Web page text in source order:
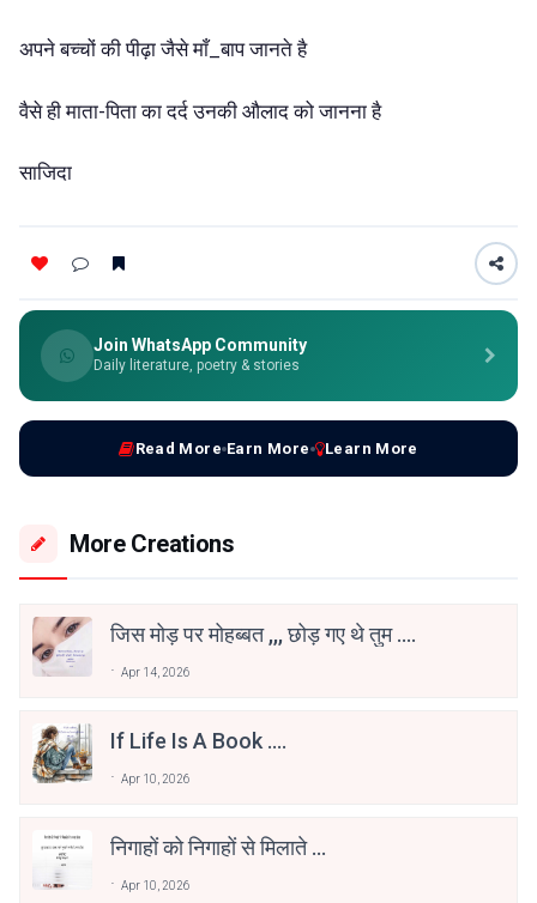
अपने बच्चों की पीढ़ा जैसे माँ_बाप जानते है
वैसे ही माता-पिता का दर्द उनकी औलाद को जानना है
साजिदा
Join WhatsApp Community
Daily literature, poetry & stories
Read More Earn More Learn More
More Creations
जिस मोड़ पर मोहब्बत ,,, छोड़ गए थे तुम ....
Apr 14, 2026
If Life Is A Book ....
Apr 10, 2026
निगाहों को निगाहों से मिलाते ...
Apr 10, 2026